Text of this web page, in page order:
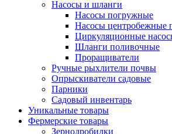
Насосы и шланги
Насосы погружные
Насосы центробежные
Циркуляционные
Шланги поливочные
Проращиватели
Ручные рыхлители почвы
Опрыскиватели садовые
Парники
Садовый инвентарь
Уникальные товары
Фермерские товары
Зернодробилки